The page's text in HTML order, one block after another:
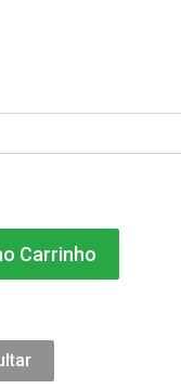
Carrinho